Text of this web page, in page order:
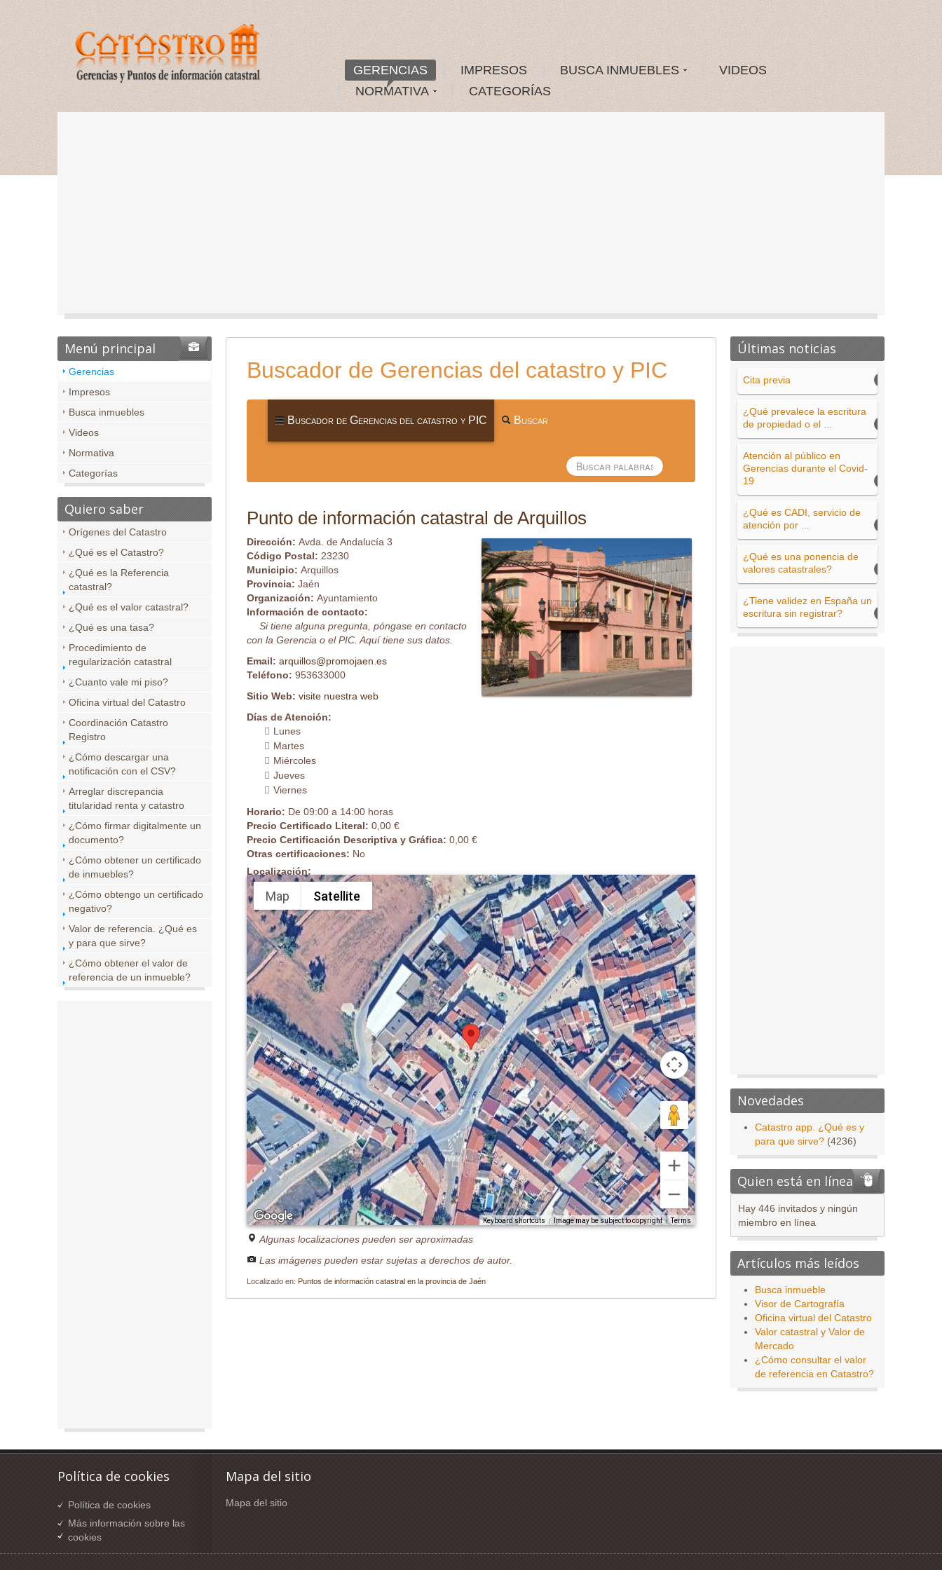
GERENCIAS IMPRESOS BUSCA INMUEBLES
VIDEOS
NORMATIVA
CATEGORÍAS
Buscador de Gerencias del catastro y PIC
Buscador de Gerencias del catastro y PIC Buscar
Punto de información catastral de Arquillos
Dirección: Avda. de Andalucía 3
Código Postal: 23230
Municipio: Arquillos
Provincia: Jaén
Organización: Ayuntamiento
Información de contacto:
Si tiene alguna pregunta, póngase en contacto
con la Gerencia o el PIC. Aquí tiene sus datos.
Email: arquillos@promojaen.es
Teléfono: 953633000
Sitio Web: visite nuestra web
Días de Atención:
Lunes
Martes
Miércoles
Jueves
Viernes
Horario: De 09:00 a 14:00 horas
Precio Certificado Literal: 0,00 €
Precio Certificación Descriptiva y Gráfica: 0,00 €
Otras certificaciones: No
Localización:
Map Satellite
Keyboard shortcuts Image may be subject to copyright Terms
Algunas localizaciones pueden ser aproximadas
Las imágenes pueden estar sujetas a derechos de autor.
Localizado en: Puntos de información catastral en la provincia de Jaén
Menú principal
Gerencias
Impresos
Busca inmuebles
Videos
Normativa
Categorías
Quiero saber
Orígenes del Catastro
¿Qué es el Catastro?
¿Qué es la Referencia
catastral?
¿Qué es el valor catastral?
¿Qué es una tasa?
Procedimiento de
regularización catastral
¿Cuanto vale mi piso?
Oficina virtual del Catastro
Coordinación Catastro
Registro
¿Cómo descargar una
notificación con el CSV?
Arreglar discrepancia
titularidad renta y catastro
¿Cómo firmar digitalmente un
documento?
¿Cómo obtener un certificado
de inmuebles?
¿Cómo obtengo un certificado
negativo?
Valor de referencia. ¿Qué es
y para que sirve?
¿Cómo obtener el valor de
referencia de un inmueble?
Últimas noticias
Cita previa
¿Qué prevalece la escritura
de propiedad o el ...
Atención al público en
Gerencias durante el Covid-
19
¿Qué es CADI, servicio de
atención por ...
¿Qué es una ponencia de
valores catastrales?
¿Tiene validez en España un
escritura sin registrar?
Novedades
Catastro app. ¿Qué es y
para que sirve? (4236)
Quien está en línea
Hay 446 invitados y ningún
miembro en línea
Artículos más leídos
Busca inmueble
Visor de Cartografía
Oficina virtual del Catastro
Valor catastral y Valor de
Mercado
¿Cómo consultar el valor
de referencia en Catastro?
Política de cookies
Política de cookies
Más información sobre las
cookies
Mapa del sitio
Mapa del sitio